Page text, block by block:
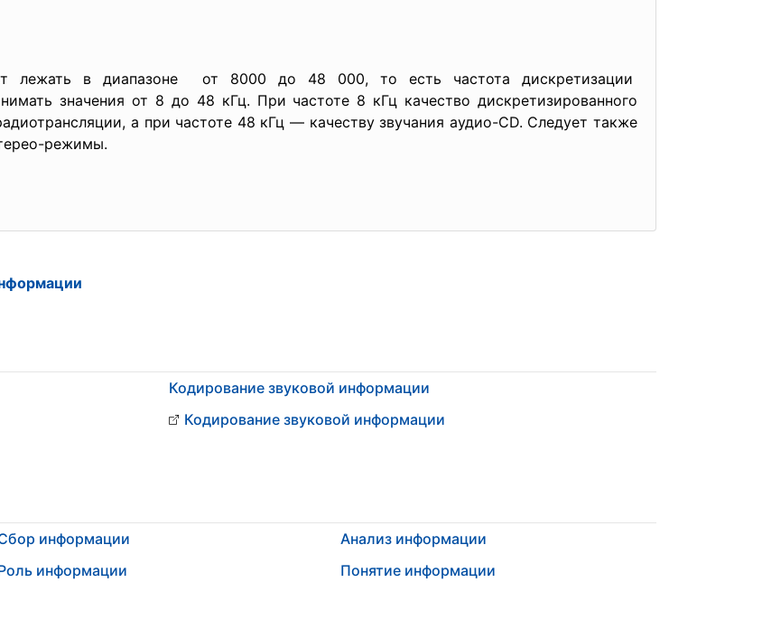
лежать в диапазоне от 8000 до 48 000, то есть частота дискретизации
значения от 8 до 48 кГц. При частоте 8 кГц качество дискретизированного
а при частоте 48 кГц — качеству звучания аудио-СD. Следует также
режимы.
Кодирование звуковой информации
Кодирование звуковой информации
информации
информации
Анализ информации
Понятие информации